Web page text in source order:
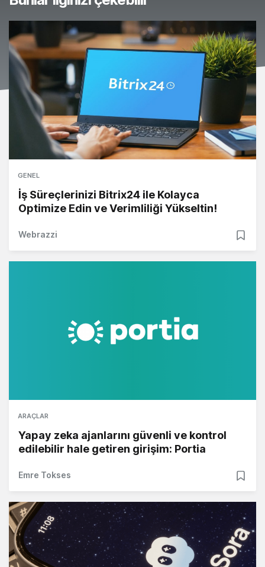
GENEL
İş Süreçlerinizi Bitrix24 ile Kolayca
Optimize Edin ve Verimliliği Yükseltin!
Webrazzi
ARAÇLAR
Yapay zeka ajanlarını güvenli ve kontrol
edilebilir hale getiren girişim: Portia
Emre Tokses